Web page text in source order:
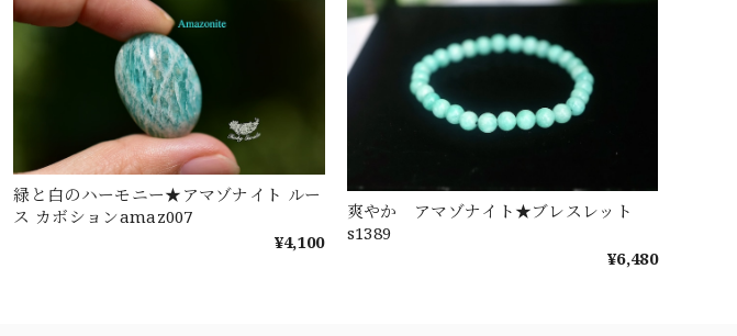
緑と白のハーモニー★アマゾナイト ルー
ス カボションamaz007
¥4,100
爽やか アマゾナイト★ブレスレット
s1389
¥6,480